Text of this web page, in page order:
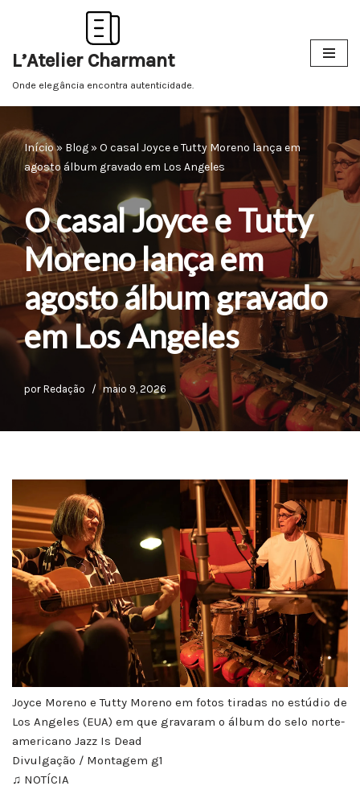
para
o
L’Atelier Charmant
Onde elegância encontra autenticidade.
Início» Blog » O casal Joyce e Tutty Moreno lança em
agosto álbum gravado em Los Angeles
O casal Joyce e Tutty
Moreno lança em
agosto álbum gravado
em Los Angeles
por Redação maio 9, 2026
Joyce Moreno e Tutty Moreno em fotos tiradas no estúdio de
Los Angeles (EUA) em que gravaram o álbum do selo norte-
americano Jazz Is Dead
Divulgação / Montagem g1
♫ NOTÍCIA